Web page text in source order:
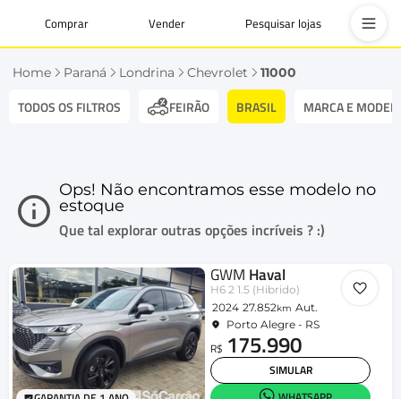
Comprar Vender Pesquisar lojas
Home Paraná Londrina Chevrolet 11000
TODOS OS FILTROS FEIRÃO BRASIL MARCA E
Ops! Não encontramos esse modelo no
estoque
Que tal explorar outras opções incríveis ? :)
GWM Haval
H6 2 1.5 (Hibrido)
2024 27.852km Aut.
Porto Alegre - RS
R$ 175.990
SIMULAR